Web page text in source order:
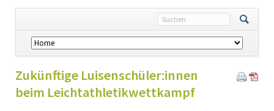
Navigation
überspringen
Zukünftige Luisen­schüler:innen
beim Leicht­athletik­wett­kampf